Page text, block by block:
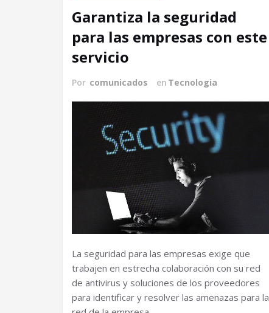
Garantiza la seguridad
para las empresas con este
servicio
Por comunicados en Tecnologia
La seguridad para las empresas exige que
trabajen en estrecha colaboración con su red
de antivirus y soluciones de los proveedores
para identificar y resolver las amenazas para la